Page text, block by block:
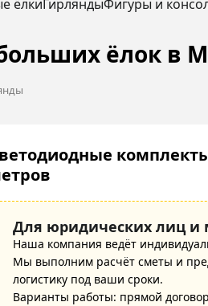
ёлкиГирляндыФигуры и
ёлок в
Для юридических лиц и
Наша компания ведёт
Мы выполним расчёт сметы и
логистику под ваши сроки.
Варианты работы: прямой